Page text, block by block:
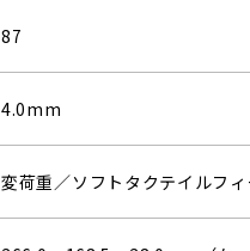
87
4.0mm
変荷重／ソフトタクテイルフ